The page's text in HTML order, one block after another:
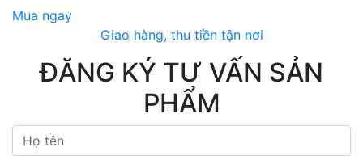
Mua ngay
Giao hàng, thu tiền tận nơi
ĐĂNG KÝ TƯ VẤN SẢN
PHẨM